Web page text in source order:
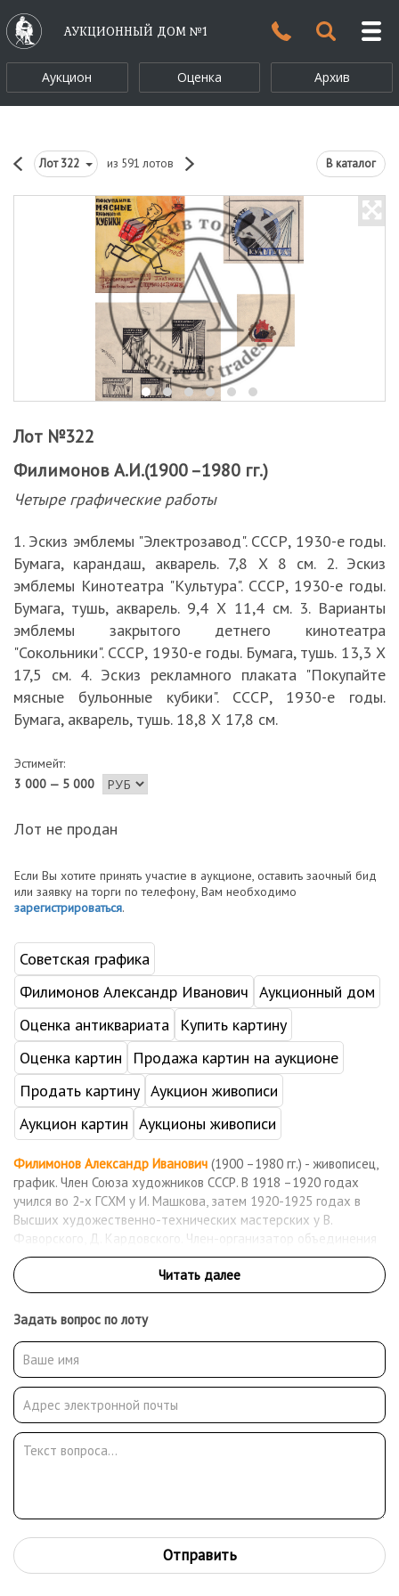
АУКЦИОННЫЙ ДОМ №1
Аукцион Оценка Архив
Лот322 из 591 лотов В каталог
Лот №322
Филимонов А.И.(1900 –1980 гг.)
Четыре графические работы
1. Эскиз эмблемы "Электрозавод". СССР, 1930-е годы.
Бумага, карандаш, акварель. 7,8 Х 8 см. 2. Эскиз
эмблемы Кинотеатра "Культура". СССР, 1930-е годы.
Бумага, тушь, акварель. 9,4 Х 11,4 см. 3. Варианты
эмблемы закрытого детнего кинотеатра
"Сокольники". СССР, 1930-е годы. Бумага, тушь. 13,3 Х
17,5 см. 4. Эскиз рекламного плаката "Покупайте
мясные бульонные кубики". СССР, 1930-е годы.
Бумага, акварель, тушь. 18,8 Х 17,8 см.
Эстимейт:
3 000 — 5 000
Лот не продан
Если Вы хотите принять участие в аукционе, оставить заочный бид
или заявку на торги по телефону, Вам необходимо
зарегистрироваться.
Советская графика
Филимонов Александр Иванович Аукционный дом
Оценка антиквариата
Купить картину
Оценка картин
Продажа картин на аукционе
Продать картину Аукцион живописи
Аукцион картин Аукционы живописи
Филимонов Александр Иванович (1900 –1980 гг.) - живописец,
график. Член Союза художников СССР. В 1918 –1920 годах
учился во 2-х ГСХМ у И. Машкова, затем 1920-1925 годах в
Высших художественно-технических мастерских у В.
Фаворского, Д. Кардовского. Член-организатор объединения
«ИСТР». Член общества станковистов ОСТ. Филимонов А. И
художник, график работы хранятся в ГТГ и в региональных
музеях и частных коллекциях.
Задать вопрос по лоту
Отправить